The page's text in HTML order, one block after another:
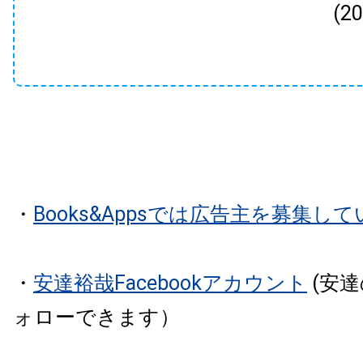
・ Books&Appsでは広告主を募集して
・ 安達裕哉Facebookアカウント (安
ォローできます）